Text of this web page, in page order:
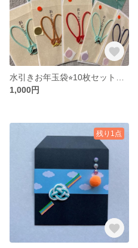
1,000円
残り1点